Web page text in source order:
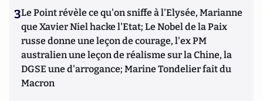
3Le Point révèle ce qu'on sniffe à l'Elysée, Marianne
que Xavier Niel hacke l'Etat; Le Nobel de la Paix
russe donne une leçon de courage, l'ex PM
australien une leçon de réalisme sur la Chine, la
DGSE une d'arrogance; Marine Tondelier fait du
Macron